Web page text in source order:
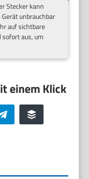
Stecker kann
unbrauchbar
auf sichtbare
sofort aus, um
Telegram Buffer